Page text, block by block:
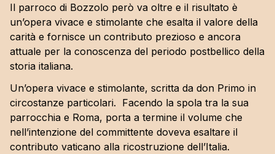
Comunicazione
Documenti
Rivista Impegno
Eventi
I nostri video
Il parroco di Bozzolo però va oltre e il risultato è
un’opera vivace e stimolante che esalta il valore della
carità e fornisce un contributo prezioso e ancora
attuale per la conoscenza del periodo postbellico della
storia italiana.
Un’opera vivace e stimolante, scritta da don Primo in
circostanze particolari. Facendo la spola tra la sua
parrocchia e Roma, porta a termine il volume che
nell’intenzione del committente doveva esaltare il
contributo vaticano alla ricostruzione dell’Italia.